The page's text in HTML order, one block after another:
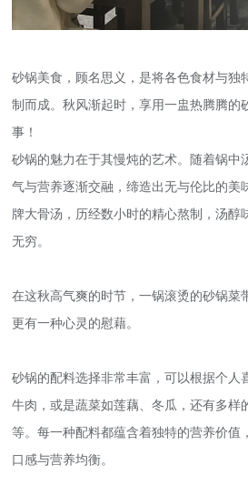
砂锅美食，顾名思义，是将各色食材与独
制而成。秋风渐起时，享用一盅热腾腾的
事！
砂锅的魅力在于其慢炖的艺术。随着锅中
气与营养逐渐交融，缔造出无与伦比的美
牌大骨汤，历经数小时的精心熬制，汤醇
无穷。
在这秋高气爽的时节，一锅滚烫的砂锅菜
更有一种心灵的慰藉。
砂锅的配料选择非常丰富，可以根据个人
牛肉，或是蔬菜如莲藕、冬瓜，还有多样
等。每一种配料都蕴含着独特的营养价值
口感与营养均衡。